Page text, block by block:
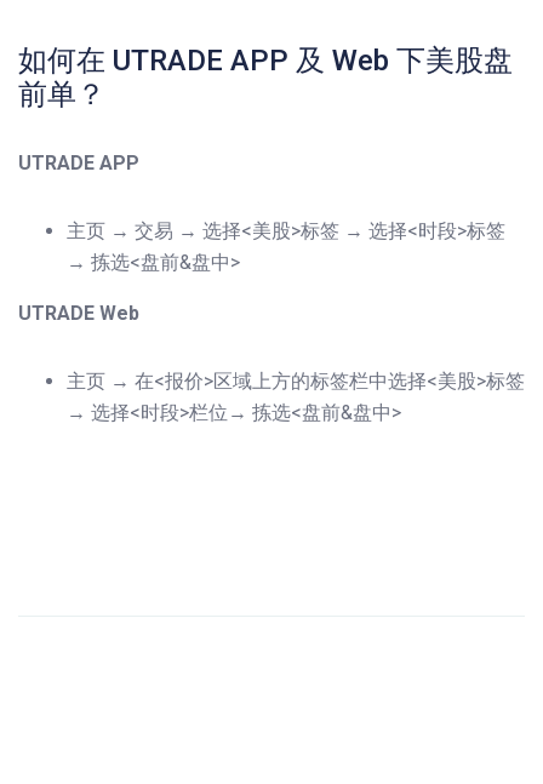
如何在 UTRADE APP 及 Web 下美股盘
前单？
UTRADE APP
主页 → 交易 → 选择<美股>标签 → 选择<时段>标签
→ 拣选<盘前&盘中>
UTRADE Web
主页 → 在<报价>区域上方的标签栏中选择<美股>标签
→ 选择<时段>栏位→ 拣选<盘前&盘中>